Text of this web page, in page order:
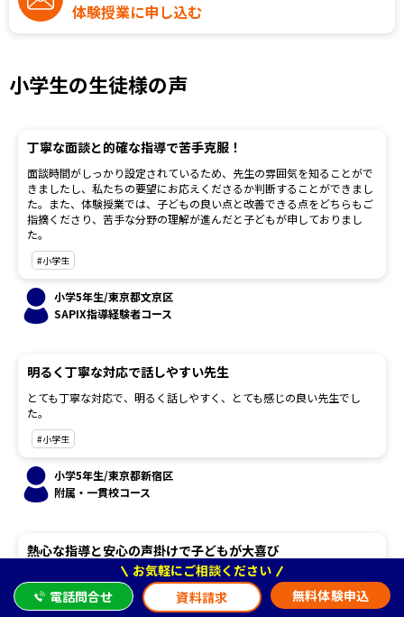
体験授業に申し込む
小学生の生徒様の声
丁寧な面談と的確な指導で苦手克服！
面談時間がしっかり設定されているため、先生の雰囲気を知ることがで
きましたし、私たちの要望にお応えくださるか判断することができまし
た。また、体験授業では、子どもの良い点と改善できる点をどちらもご
指摘くださり、苦手な分野の理解が進んだと子どもが申しておりまし
た。
#小学生
小学5年生/東京都文京区
SAPIX指導経験者コース
明るく丁寧な対応で話しやすい先生
とても丁寧な対応で、明るく話しやすく、とても感じの良い先生でし
た。
#小学生
小学5年生/東京都新宿区
附属・一貫校コース
熱心な指導と安心の声掛けで子どもが大喜び
先生方が熱心に分かりやすく教えてくださり、また安心できるような声
掛けをしてくださったので、子どももとても喜んでいました。
お気軽にご相談ください
電話問合せ
資料請求 無料体験申込